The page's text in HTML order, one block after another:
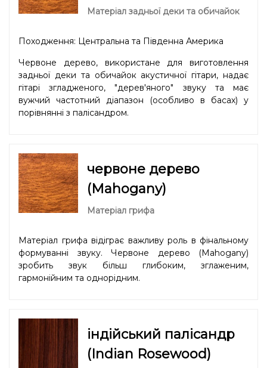
Матеріал задньої деки та обичайок
Походження: Центральна та Південна Америка
Червоне дерево, використане для виготовлення
задньої деки та обичайок акустичної гітари, надає
гітарі згладженого, "дерев'яного" звуку та має
вужчий частотний діапазон (особливо в басах) у
порівнянні з палісандром.
червоне дерево
(Mahogany)
Матеріал грифа
Матеріал грифа відіграє важливу роль в фінальному
формуванні звуку. Червоне дерево (Mahogany)
зробить звук більш глибоким, зглаженим,
гармонійним та однорідним.
індійський палісандр
(Indian Rosewood)